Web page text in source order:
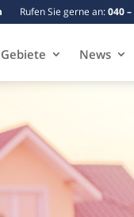
Rufen Sie gerne an:040
Gebiete News